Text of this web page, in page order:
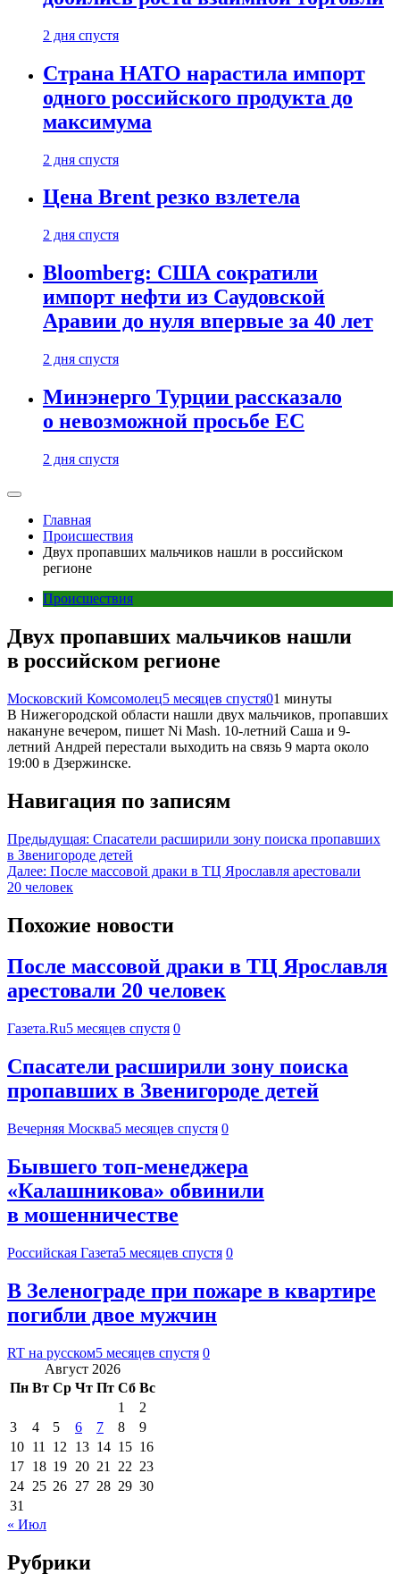
2 дня спустя
Страна НАТО нарастила импорт
одного российского продукта до
максимума
2 дня спустя
Цена Brent резко взлетела
2 дня спустя
Bloomberg: США сократили
импорт нефти из Саудовской
Аравии до нуля впервые за 40 лет
2 дня спустя
Минэнерго Турции рассказало
о невозможной просьбе ЕС
2 дня спустя
Главная
Происшествия
Двух пропавших мальчиков нашли в российском
регионе
Происшествия
Двух пропавших мальчиков нашли
в российском регионе
Московский Комсомолец5 месяцев спустя01 минуты
В Нижегородской области нашли двух мальчиков, пропавших
накануне вечером, пишет Ni Mash. 10-летний Саша и 9-
летний Андрей перестали выходить на связь 9 марта около
19:00 в Дзержинске.
Навигация по записям
Предыдущая: Спасатели расширили зону поиска пропавших
в Звенигороде детей
Далее: После массовой драки в ТЦ Ярославля арестовали
20 человек
Похожие новости
После массовой драки в ТЦ Ярославля
арестовали 20 человек
Газета.Ru5 месяцев спустя 0
Спасатели расширили зону поиска
пропавших в Звенигороде детей
Вечерняя Москва5 месяцев спустя 0
Бывшего топ-менеджера
«Калашникова» обвинили
в мошенничестве
Российская Газета5 месяцев спустя 0
В Зеленограде при пожаре в квартире
погибли двое мужчин
RT на русском5 месяцев спустя 0
Август 2026
Пн Вт Ср Чт Пт Сб Вс
1
2
3
4 5 6 7 8
9
10 11 12 13 14 15 16
17 18 19 20 21 22 23
24 25 26 27 28 29 30
31
« Июл
Рубрики